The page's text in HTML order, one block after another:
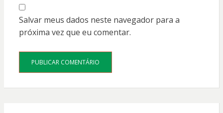
Salvar meus dados neste navegador para a
próxima vez que eu comentar.